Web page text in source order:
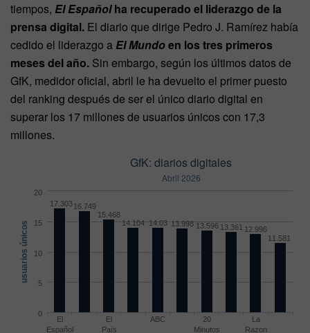
tiempos, El Españolha recuperado el liderazgo de la
prensa digital. El diario que dirige Pedro J. Ramírez había
cedido el liderazgo aEl Mundoen los tres primeros
meses del año. Sin embargo, según los últimos datos de
GfK, medidor oficial, abril le ha devuelto el primer puesto
del ranking después de ser el único diario digital en
superar los 17 millones de usuarios únicos con 17,3
millones.